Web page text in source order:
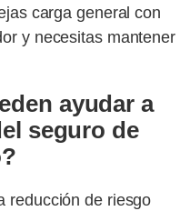
carga general con
y necesitas mantener
ayudar a
seguro de
reducción de riesgo